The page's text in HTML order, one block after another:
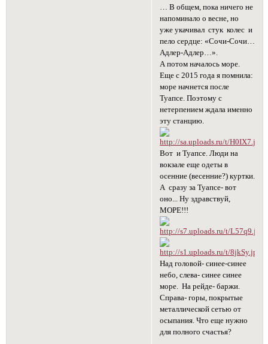
… В общем, пока ничего не
напоминало о весне, но
уже укачивал стук колес и
пело сердце: «Сочи-Сочи…
Адлер-Адлер…».
А потом началось море.
Еще с 2015 года я помнила:
море начнется после
Туапсе. Поэтому с
нетерпением ждала именно
эту станцию.
Вот и Туапсе. Люди на
вокзале еще одеты в
осенние (весенние?) куртки.
А сразу за Туапсе- вот
оно... Ну здравствуй,
МОРЕ!!!
Над головой- синее-синее
небо, слева- синее синее
море. На рейде- баржи.
Справа- горы, покрытые
металлической сетью от
осыпания. Что еще нужно
для полного счастья?